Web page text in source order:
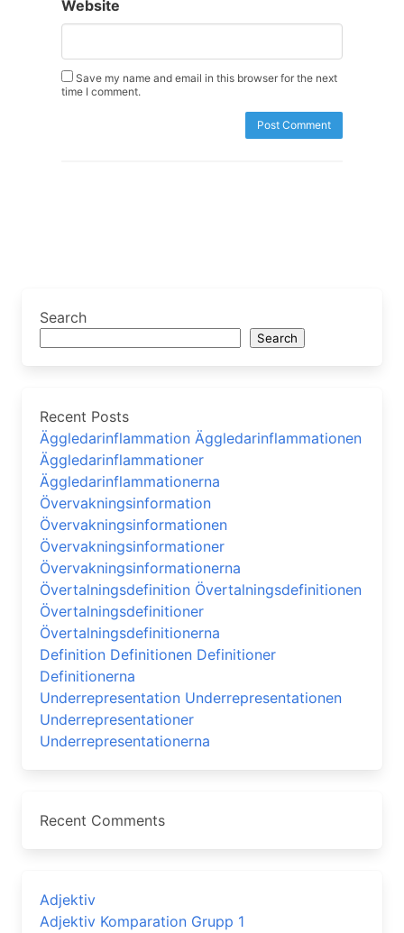
Website
Save my name and email in this browser for the next
time I comment.
Search
Search
Recent Posts
Äggledarinflammation Äggledarinflammationen
Äggledarinflammationer
Äggledarinflammationerna
Övervakningsinformation
Övervakningsinformationen
Övervakningsinformationer
Övervakningsinformationerna
Övertalningsdefinition Övertalningsdefinitionen
Övertalningsdefinitioner
Övertalningsdefinitionerna
Definition Definitionen Definitioner
Definitionerna
Underrepresentation Underrepresentationen
Underrepresentationer
Underrepresentationerna
Recent Comments
Adjektiv
Adjektiv Komparation Grupp 1